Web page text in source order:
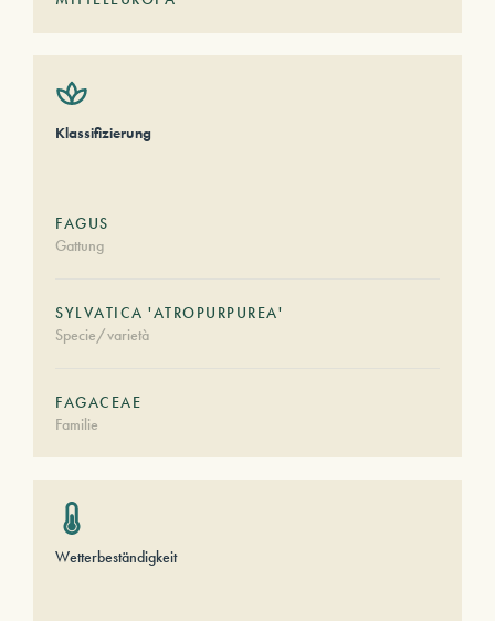
Klassifizierung
FAGUS
Gattung
SYLVATICA 'ATROPURPUREA'
Specie/varietà
FAGACEAE
Familie
Wetterbeständigkeit